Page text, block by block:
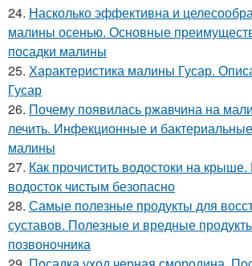
24. Насколько эффективна и
малины осенью. Основные
посадки малины
25. Характеристика малины Гусар.
Гусар
26. Почему появилась ржавчина на
лечить. Инфекционные и
малины
27. Как прочистить водостоки на крыше.
водосток чистым безопасно
28. Самые полезные продукты для
суставов. Полезные и вредные
позвоночника